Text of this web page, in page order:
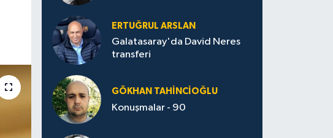
ERTUĞRUL ARSLAN
Galatasaray'da David Neres
transferi
GÖKHAN TAHINCIOĞLU
Konuşmalar - 90